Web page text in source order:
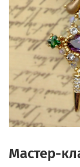
Мастер-